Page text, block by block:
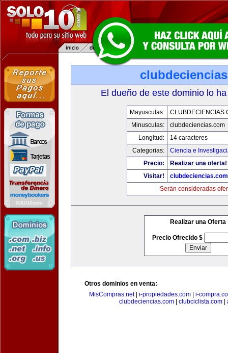
El dueño de este dominio lo
Mayusculas:
Minusculas:
clubdeciencias.com
Longitud:
14 caracteres
Categorias:
Ciencia e
Precio:
Realizar una oferta!
Visitar!
clubdeciencias.com
Serán consideradas
Realizar una Oferta
Precio Ofrecido $
Otros dominios en venta:
MisCompras.net| i-propiedades.com| i-
clubdeciencias.com
clubciclista.com